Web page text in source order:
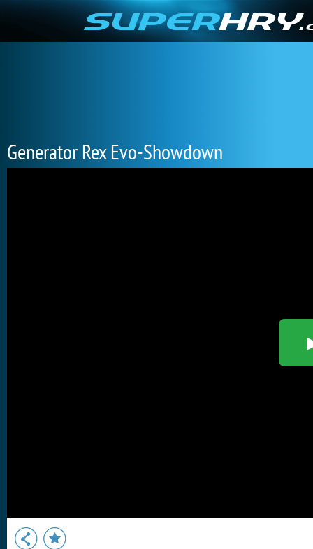
Generator Rex Evo-Showdown